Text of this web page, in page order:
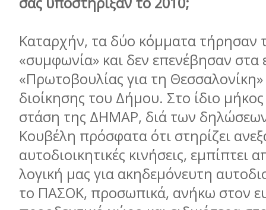
Καταρχήν, τα δύο κόμματα τήρησαν
«συμφωνία» και δεν επενέβησαν στα
«Πρωτοβουλίας για τη Θεσσαλονίκη»
διοίκησης του Δήμου. Στο ίδιο
στάση της ΔΗΜΑΡ, διά των
Κουβέλη πρόσφατα ότι στηρίζει
αυτοδιοικητικές κινήσεις, εμπίπτει
λογική μας για ακηδεμόνευτη
το ΠΑΣΟΚ, προσωπικά, ανήκω στον